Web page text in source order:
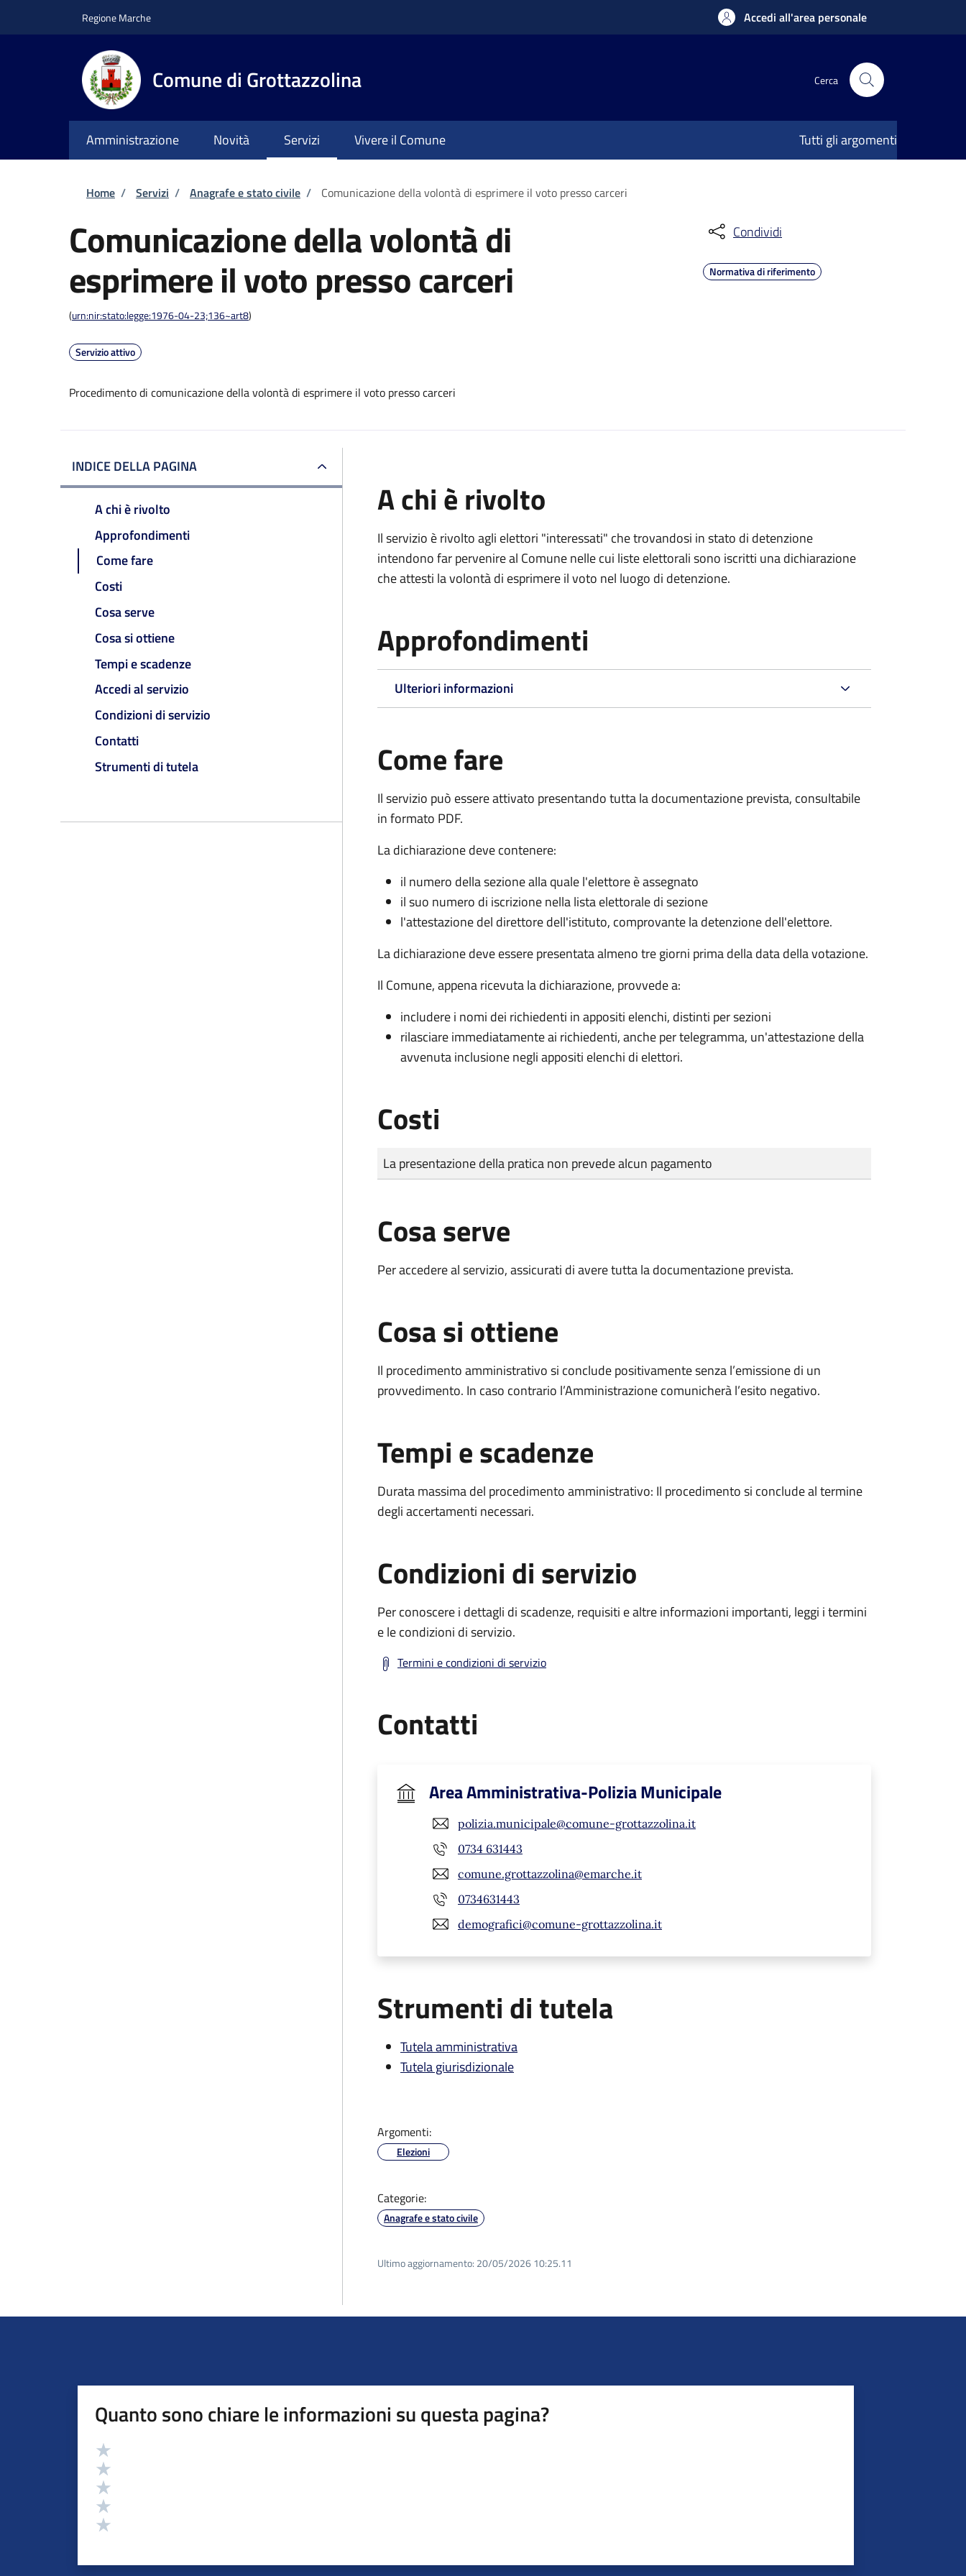
Regione Marche Accedi all'area personale
Comune di Grottazzolina Cerca
Amministrazione Novità Servizi Vivere il Comune Tutti gli argomenti
Briciole di pane
Home / Servizi / Anagrafe e stato civile / Comunicazione della volontà di esprimere il voto presso carceri
Comunicazione della volontà di
esprimere il voto presso carceri
(urn:nir:stato:legge:1976-04-23;136~art8)
Servizio attivo
Procedimento di comunicazione della volontà di esprimere il voto presso carceri
Condividi
Normativa di riferimento
INDICE DELLA PAGINA
A chi è rivolto
Approfondimenti
Come fare
Costi
Cosa serve
Cosa si ottiene
Tempi e scadenze
Accedi al servizio
Condizioni di servizio
Contatti
Strumenti di tutela
A chi è rivolto
Il servizio è rivolto agli elettori "interessati" che trovandosi in stato di detenzione
intendono far pervenire al Comune nelle cui liste elettorali sono iscritti una dichiarazione
che attesti la volontà di esprimere il voto nel luogo di detenzione.
Approfondimenti
Ulteriori informazioni
Come fare
Il servizio può essere attivato presentando tutta la documentazione prevista, consultabile
in formato PDF.
La dichiarazione deve contenere:
il numero della sezione alla quale l'elettore è assegnato
il suo numero di iscrizione nella lista elettorale di sezione
l'attestazione del direttore dell'istituto, comprovante la detenzione dell'elettore.
La dichiarazione deve essere presentata almeno tre giorni prima della data della votazione.
Il Comune, appena ricevuta la dichiarazione, provvede a:
includere i nomi dei richiedenti in appositi elenchi, distinti per sezioni
rilasciare immediatamente ai richiedenti, anche per telegramma, un'attestazione della
avvenuta inclusione negli appositi elenchi di elettori.
Costi
Tipo di pagamento
Importo
La presentazione della pratica non prevede alcun pagamento
Cosa serve
Per accedere al servizio, assicurati di avere tutta la documentazione prevista.
Cosa si ottiene
Il procedimento amministrativo si conclude positivamente senza l’emissione di un
provvedimento. In caso contrario l’Amministrazione comunicherà l’esito negativo.
Tempi e scadenze
Durata massima del procedimento amministrativo: Il procedimento si conclude al termine
degli accertamenti necessari.
Condizioni di servizio
Per conoscere i dettagli di scadenze, requisiti e altre informazioni importanti, leggi i termini
e le condizioni di servizio.
Termini e condizioni di servizio
Contatti
Area Amministrativa-Polizia Municipale
polizia.municipale@comune-grottazzolina.it
0734 631443
comune.grottazzolina@emarche.it
0734631443
demografici@comune-grottazzolina.it
Strumenti di tutela
Tutela amministrativa
Tutela giurisdizionale
Argomenti:
Elezioni
Categorie:
Anagrafe e stato civile
Ultimo aggiornamento: 20/05/2026 10:25.11
Quanto sono chiare le informazioni su questa pagina?
Valutazione